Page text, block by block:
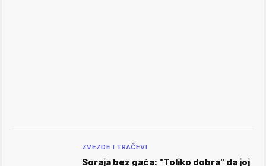
ZVEZDE I TRAČEVI
Soraja bez gaća: "Toliko dobra" da joj